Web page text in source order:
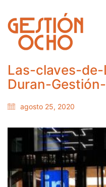
Las-claves-
Duran-
agosto 25, 2020